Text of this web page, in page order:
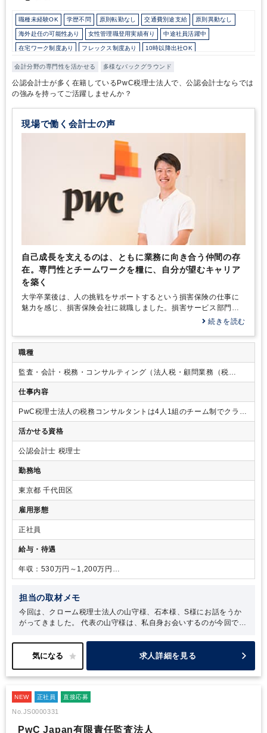
職種未経験OK 学歴不問 原則転勤なし 交通費別途支給 原則異動なし
海外赴任の可能性あり 女性管理職登用実績有り 中途社員活躍中
在宅ワーク制度あり フレックス制度あり 10時以降出社OK
16時以前退社OK 所定労働時間8時間未満 駅から徒歩5分以内
育児・託児支援制度 完全週休2日制
会計分野の専門性を活かせる 多様なバックグラウンド
公認会計士が多く在籍しているPwC税理士法人で、公認会計士ならでは
の強みを持ってご活躍しませんか？
現場で働く会計士の声
自己成長を支えるのは、ともに業務に向き合う仲間の存
在。専門性とチームワークを糧に、自分が望むキャリア
を築く
大学卒業後は、人の挑戦をサポートするという損害保険の仕事に
魅力を感じ、損害保険会社に就職しました。損害サービス部門
で、保険金の支払いと自動車保険の示談交渉に携わり、やりがい
が本当にやりたい仕事が他にあるのではないか？」――そんな疑
問が芽生え始めたのです。会社での仕事、待遇自体には満足して
いたので、すぐに転身を考えたわけではありません。ただ、将来
に向けて新しいスキルを身に付けたいと考えて、簿記の勉強をス
タートしました。
そんな思いで簿記の勉強に向き合うなかで、ビジネスにおける会
計や財務に関するスキルの重要性を感じ、どうせやるならと公認
会計士の資格取得に挑戦することにしました。そこから1年半ほど
の努力の末、短答式試験に合格できたのですが、その年の論文式
試験は不合格……。そこで、思い切って背水の陣を敷くことに。
に向けて集中することにしたのです。
続きを読む
職種
監査・会計・税務・コンサルティング（法人税・顧問業務（税
務）、国際税務（税務）M&A・企業再生）
仕事内容
PwC税理士法人の税務コンサルタントは4人1組のチーム制でクライ
アントを受け持ち、申告業務から日々の税務相談、コンサルティン
グ業務までをワンストップで提供しているため、いずれの部におい
ても、申告業務から各種コンサルティング業務に関与いただけま
す。
活かせる資格
公認会計士 税理士
勤務地
東京都 千代田区
雇用形態
正社員
給与・待遇
年収：530万円～1,200万円
月給：333,750円～875,675円
担当の取材メモ
今回は、クローム税理士法人の山守様、石本様、S様にお話をうか
がってきました。
代表の山守様は、私自身お会いするのが今回で三
接してくださる穏やかなお人柄の方です。山守様は経営の基盤にも
されている「人にされたいことを人にする」という信条を常に大切
回の取材では、クローム税理士法人が提供しているサービスは全
た。お客様の要望や状況に合わせて真摯に対応しようとすること
で、幅広いサービスの提供や柔軟な対応が可能になっているのだと
は厚く、事務所の方針に深く共感し、挑戦する意欲を常に持たれて
求人詳細を見る
NEW 正社員 直接応募
No.JS0000331
PwC Japan有限責任監査法人